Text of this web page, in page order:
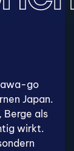
go
Japan.
als
wirkt.